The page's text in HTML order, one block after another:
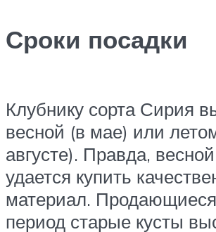
Сроки посадки
Клубнику сорта Сирия
весной (в мае) или
августе). Правда,
удается купить
материал. Продающиеся
период старые кусты